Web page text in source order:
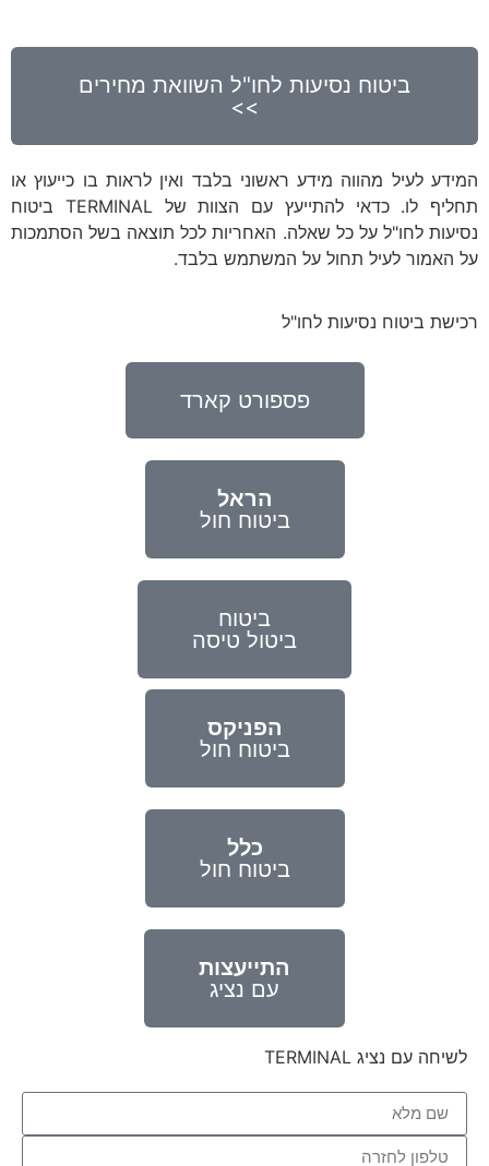
ביטוח נסיעות לחו"ל השוואת מחירים
>>
המידע לעיל מהווה מידע ראשוני בלבד ואין לראות בו כייעוץ או
תחליף לו. כדאי להתייעץ עם הצוות של TERMINAL ביטוח
נסיעות לחו"ל על כל שאלה. האחריות לכל תוצאה בשל הסתמכות
על האמור לעיל תחול על המשתמש בלבד.
רכישת ביטוח נסיעות לחו"ל
פספורט קארד
הראל
ביטוח חול
ביטוח
ביטול טיסה
הפניקס
ביטוח חול
כלל
ביטוח חול
התייעצות
עם נציג
לשיחה עם נציג TERMINAL